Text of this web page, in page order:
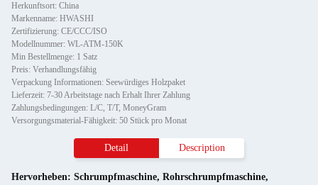
Herkunftsort: China
Markenname: HWASHI
Zertifizierung: CE/CCC/ISO
Modellnummer: WL-ATM-150K
Min Bestellmenge: 1 Satz
Preis: Verhandlungsfähig
Verpackung Informationen: Seewürdiges Holzpaket
Lieferzeit: 7-30 Arbeitstage nach Erhalt Ihrer Zahlung
Zahlungsbedingungen: L/C, T/T, MoneyGram
Versorgungsmaterial-Fähigkeit: 50 Stück pro Monat
Detail Description
Hervorheben: Schrumpfmaschine, Rohrschrumpfmaschine,